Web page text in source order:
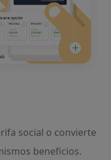
social o convierte
beneficios.